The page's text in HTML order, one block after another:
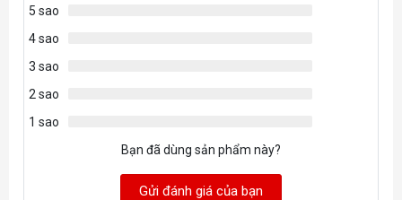
5 sao
4 sao
3 sao
2 sao
1 sao
Bạn đã dùng sản phẩm này?
Gửi đánh giá của bạn